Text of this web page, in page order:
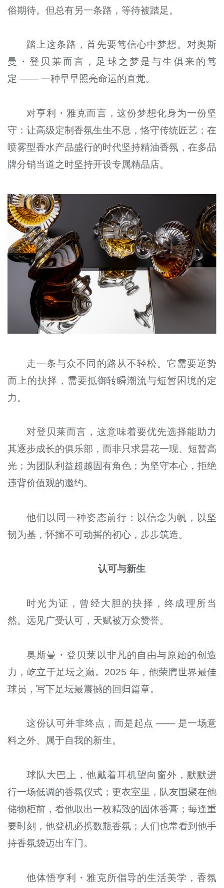
俗期待。但总有另一条路，等待被踏足。
踏上这条路，首先要笃信心中梦想。对奥斯
曼・登贝莱而言，足球之梦是与生俱来的笃
定 —— 一种早早照亮命运的直觉。
对亨利・雅克而言，这份梦想化身为一份坚
守：让高级定制香氛生生不息，恪守传统匠艺；在
喷雾型香水产品盛行的时代坚持精油香氛，在多品
牌分销当道之时坚持开设专属精品店。
走一条与众不同的路从不轻松。它需要逆势
而上的抉择，需要抵御转瞬潮流与短暂困境的定
力。
对登贝莱而言，这意味着要优先选择能助力
其逐步成长的俱乐部，而非只求昙花一现、短暂高
光；为团队利益超越固有角色；为坚守本心，拒绝
违背价值观的邀约。
他们以同一种姿态前行：以信念为帆，以坚
韧为基，怀揣不可动摇的初心，步步筑造。
认可与新生
时光为证，曾经大胆的抉择，终成理所当
然。远见广受认可，天赋被万众赞誉。
奥斯曼・登贝莱以非凡的自由与原始的创造
力，屹立于足坛之巅。2025 年，他荣膺世界最佳
球员，写下足坛最震撼的回归篇章。
这份认可并非终点，而是起点 —— 是一场意
料之外、属于自我的新生。
球队大巴上，他戴着耳机望向窗外，默默进
行一场低调的香氛仪式；更衣室里，队友围聚在他
储物柜前，看他取出一枚精致的固体香膏；每逢重
要时刻，他登机必携数瓶香氛；人们也常看到他手
持香氛袋迈出车门。
他体悟亨利・雅克所倡导的生活美学，香氛